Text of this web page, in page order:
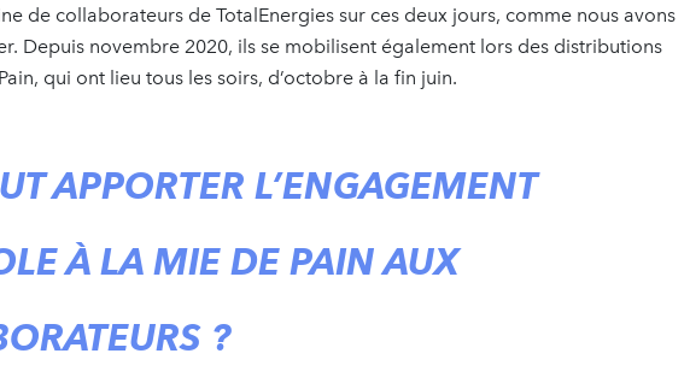
de collaborateurs de TotalEnergies sur ces deux jours, comme nous avons
Depuis novembre 2020, ils se mobilisent également lors des distributions
qui ont lieu tous les soirs, d’octobre à la fin juin.
APPORTER L’ENGAGEMENT
À LA MIE DE PAIN AUX
?